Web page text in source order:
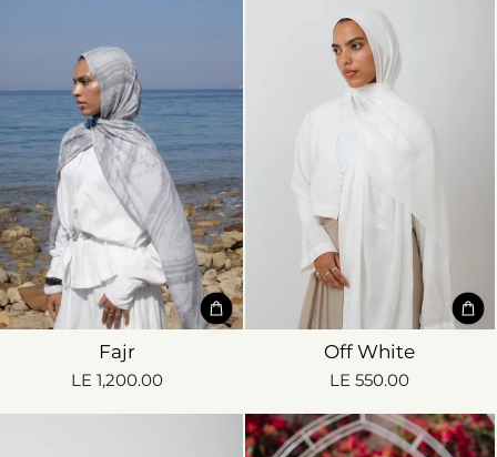
Fajr
LE 1,200.00
Off White
LE 550.00